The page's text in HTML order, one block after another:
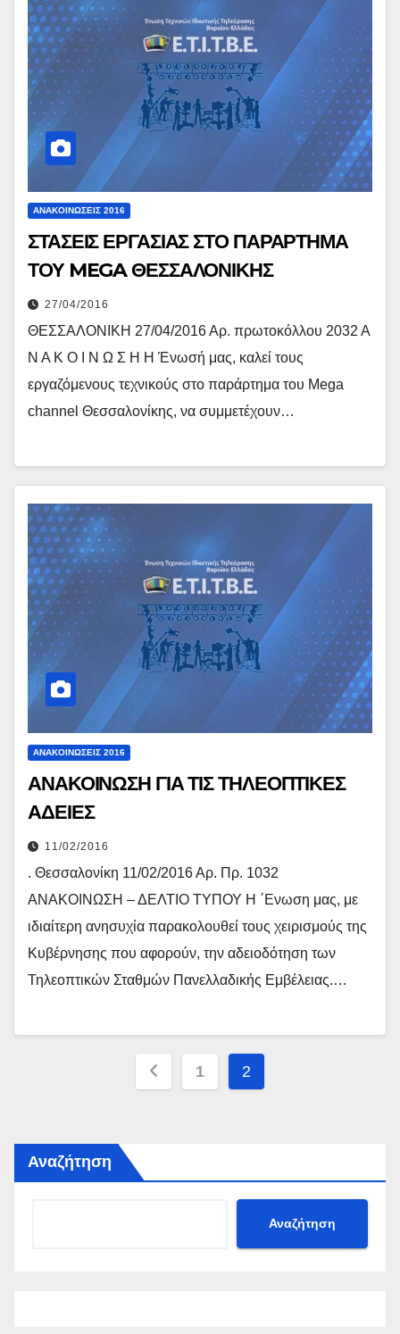
ΑΝΑΚΟΙΝΏΣΕΙΣ 2016
ΣΤΑΣΕΙΣ ΕΡΓΑΣΙΑΣ ΣΤΟ ΠΑΡΑΡΤΗΜΑ
ΤΟΥ MEGA ΘΕΣΣΑΛΟΝΙΚΗΣ
27/04/2016
ΘΕΣΣΑΛΟΝΙΚΗ 27/04/2016 Αρ. πρωτοκόλλου 2032 Α
Ν Α Κ Ο Ι Ν Ω Σ Η Η Ένωσή μας, καλεί τους
εργαζόμενους τεχνικούς στο παράρτημα του Mega
channel Θεσσαλονίκης, να συμμετέχουν…
ΑΝΑΚΟΙΝΏΣΕΙΣ 2016
ΑΝΑΚΟΙΝΩΣΗ ΓΙΑ ΤΙΣ ΤΗΛΕΟΠΤΙΚΕΣ
ΑΔΕΙΕΣ
11/02/2016
. Θεσσαλονίκη 11/02/2016 Αρ. Πρ. 1032
ΑΝΑΚΟΙΝΩΣΗ – ΔΕΛΤΙΟ ΤΥΠΟΥ Η ΄Ενωση μας, με
ιδιαίτερη ανησυχία παρακολουθεί τους χειρισμούς της
Κυβέρνησης που αφορούν, την αδειοδότηση των
Τηλεοπτικών Σταθμών Πανελλαδικής Εμβέλειας.…
Σελιδοποίηση
1 2
Αναζήτηση
Αναζήτηση